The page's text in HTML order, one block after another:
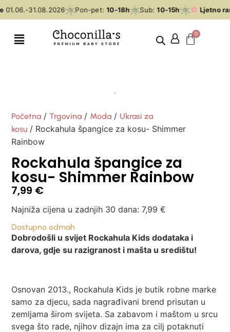
01.06.-31.08.2026 Pon-pet:10-18h Sub:10-15h Ljetno
Početna /Trgovina / Moda / Ukrasi za
kosu / Rockahula špangice za kosu- Shimmer
Rainbow
Rockahula špangice za
kosu- Shimmer Rainbow
7,99 €
Najniža cijena u zadnjih 30 dana:7,99€
Dostupno odmah
Dobrodošli u svijet Rockahula Kids dodataka i
darova, gdje su razigranost i mašta u središtu!
Osnovan 2013., Rockahula Kids je butik robne marke
samo za djecu, sada nagrađivani brend prisutan u
zemljama širom svijeta. Sa zabavom i maštom u srcu
svega što rade, njihov dizajn ima za cilj potaknuti